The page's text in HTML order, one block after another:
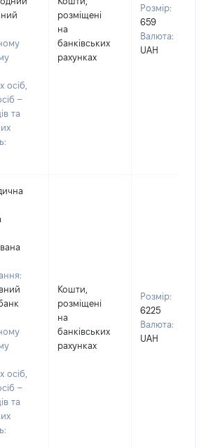
осіб,
–
та
розміщені
на
банківських
рахунках
Розмір:
659
Валюта:
UAH
осіб,
–
та
Кошти,
розміщені
на
банківських
рахунках
Розмір:
6225
Валюта:
UAH